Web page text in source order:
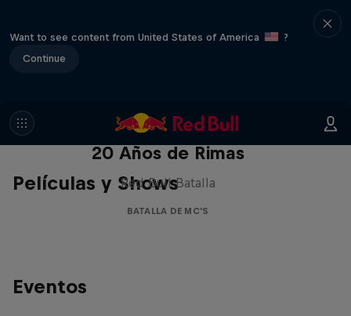
Want to see content from United States of America
?
Continue
Películas y Shows
Red Bull Batalla Nueva Historia:
20 Años de Rimas
Red Bull Batalla
BATALLA DE MC'S
Eventos